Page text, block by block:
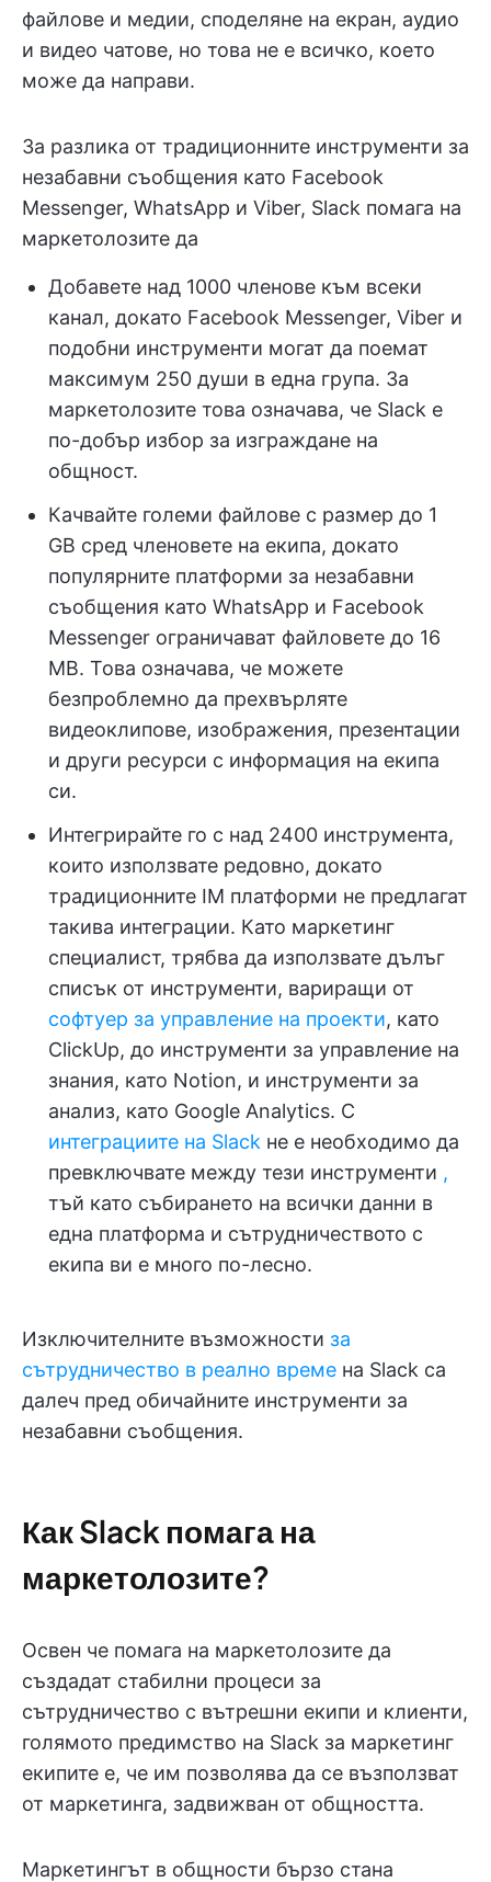
файлове и медии, споделяне на екран, аудио
и видео чатове, но това не е всичко, което
може да направи.
За разлика от традиционните инструменти за
незабавни съобщения като Facebook
Messenger, WhatsApp и Viber, Slack помага на
маркетолозите да
Добавете над 1000 членове към всеки
канал, докато Facebook Messenger, Viber и
подобни инструменти могат да поемат
максимум 250 души в една група. За
маркетолозите това означава, че Slack е
по-добър избор за изграждане на
общност.
Качвайте големи файлове с размер до 1
GB сред членовете на екипа, докато
популярните платформи за незабавни
съобщения като WhatsApp и Facebook
Messenger ограничават файловете до 16
MB. Това означава, че можете
безпроблемно да прехвърляте
видеоклипове, изображения, презентации
и други ресурси с информация на екипа
си.
Интегрирайте го с над 2400 инструмента,
които използвате редовно, докато
традиционните IM платформи не предлагат
такива интеграции. Като маркетинг
специалист, трябва да използвате дълъг
списък от инструменти, вариращи от
софтуер за управление на проекти, като
ClickUp, до инструменти за управление на
знания, като Notion, и инструменти за
анализ, като Google Analytics. С
интеграциите на Slack не е необходимо да
превключвате между тези инструменти ,
тъй като събирането на всички данни в
една платформа и сътрудничеството с
екипа ви е много по-лесно.
Изключителните възможности за
сътрудничество в реално време на Slack са
далеч пред обичайните инструменти за
незабавни съобщения.
Как Slack помага на
маркетолозите?
Освен че помага на маркетолозите да
създадат стабилни процеси за
сътрудничество с вътрешни екипи и клиенти,
голямото предимство на Slack за маркетинг
екипите е, че им позволява да се възползват
от маркетинга, задвижван от общността.
Маркетингът в общности бързо стана